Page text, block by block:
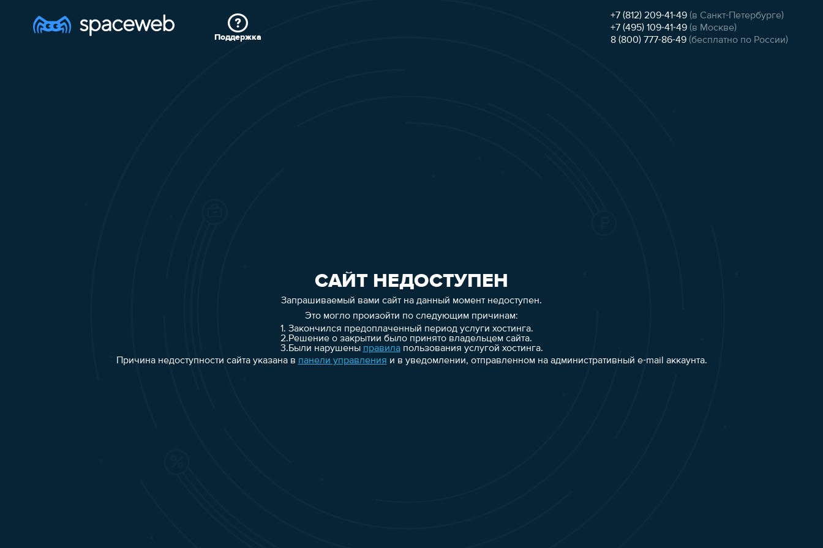
Поддержка
+7 (812) 209-41-49 (в Санкт-Петербурге)
+7 (495) 109-41-49 (в Москве)
8 (800) 777-86-49 (бесплатно по России)
САЙТ НЕДОСТУПЕН
Запрашиваемый вами сайт на данный момент недоступен.
Это могло произойти по следующим причинам:
1. Закончился предоплаченный период услуги хостинга.
2.Решение о закрытии было принято владельцем сайта.
3.Были нарушены правилапользования услугой хостинга.
Причина недоступности сайта указана в панели управления и в уведомлении, отправленном на административный e-mail аккаунта.